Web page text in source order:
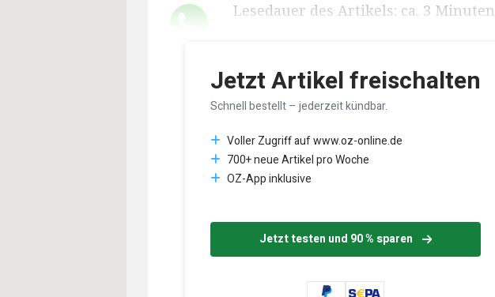
Lesedauer des Artikels: ca. 3 Minuten
Jetzt Artikel freischalten
Schnell bestellt – jederzeit kündbar.
Voller Zugriff auf www.oz-online.de
700+ neue Artikel pro Woche
OZ-App inklusive
Jetzt testen und 90 % sparen